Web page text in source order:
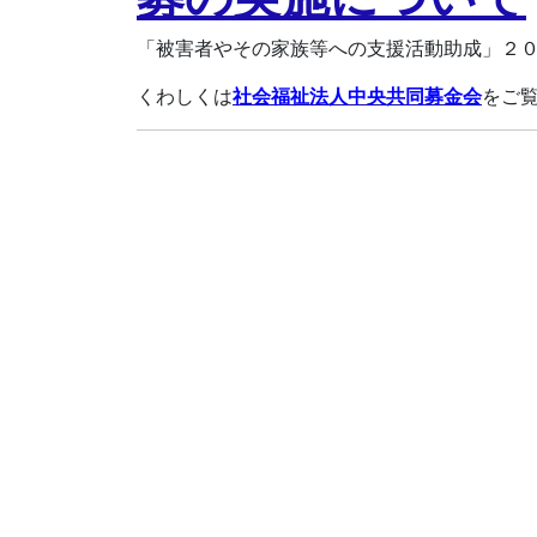
「被害者やその家族等への支援活動助成」２
くわしくは社会福祉法人中央共同募金会をご